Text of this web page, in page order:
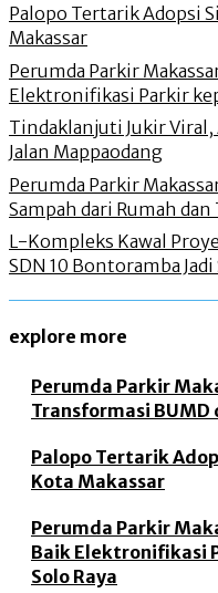
Palopo Tertarik Adopsi
Makassar
Perumda Parkir
Elektronifikasi Parkir
Tindaklanjuti Jukir Viral,
Jalan Mappaodang
Perumda Parkir
Sampah dari Rumah dan
L-Kompleks Kawal
SDN 10 Bontoramba
explore more
Perumda Parkir
Transformasi
Palopo Tertarik
Kota Makassar
Perumda Parkir
Baik Elektronifikasi
Solo Raya